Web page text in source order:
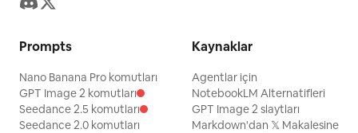
Prompts
Nano Banana Pro komutları
GPT Image 2 komutları
Seedance 2.5 komutları
Seedance 2.0 komutları
Kaynaklar
Agentlar için
NotebookLM Alternatifleri
GPT Image 2 slaytları
Markdown'dan 𝕏 Makalesine